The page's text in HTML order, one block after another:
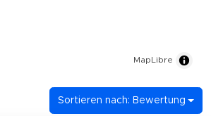
MapLibre
Sortieren nach: Bewertung